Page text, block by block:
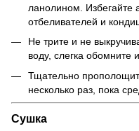
ланолином. Избегайте
отбеливателей и
Не трите и не
воду, слегка обомните
Тщательно
несколько раз, пока
Сушка